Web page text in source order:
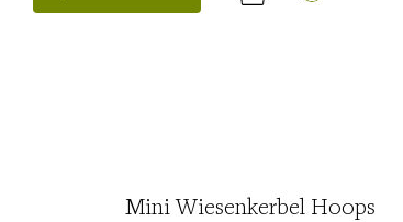
Mini Wiesenkerbel Hoops